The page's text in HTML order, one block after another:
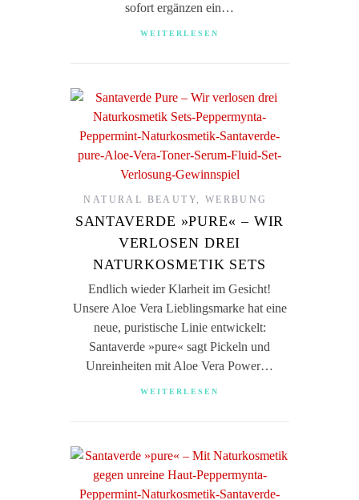
sofort ergänzen ein…
WEITERLESEN
NATURAL BEAUTY, WERBUNG
SANTAVERDE »PURE« – WIR
VERLOSEN DREI
NATURKOSMETIK SETS
Endlich wieder Klarheit im Gesicht!
Unsere Aloe Vera Lieblingsmarke hat eine
neue, puristische Linie entwickelt:
Santaverde »pure« sagt Pickeln und
Unreinheiten mit Aloe Vera Power…
WEITERLESEN